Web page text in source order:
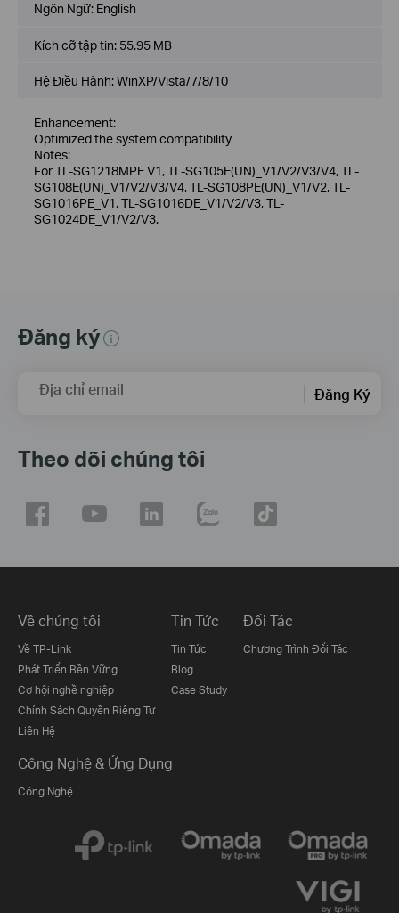
Ngôn Ngữ: English
Kích cỡ tập tin: 55.95 MB
Hệ Điều Hành: WinXP/Vista/7/8/10
Enhancement:
Optimized the system compatibility
Notes:
For TL-SG1218MPE V1, TL-SG105E(UN)_V1/V2/V3/V4, TL-
SG108E(UN)_V1/V2/V3/V4, TL-SG108PE(UN)_V1/V2, TL-
SG1016PE_V1, TL-SG1016DE_V1/V2/V3, TL-
SG1024DE_V1/V2/V3.
Đăng ký
Địa chỉ email Đăng Ký
Theo dõi chúng tôi
Về chúng tôi
Về TP-Link
Phát Triển Bền Vững
Cơ hội nghề nghiệp
Chính Sách Quyền Riêng Tư
Liên Hệ
Tin Tức
Tin Tức
Blog
Case Study
Đối Tác
Chương Trình Đối Tác
Công Nghệ & Ứng Dụng
Công Nghệ